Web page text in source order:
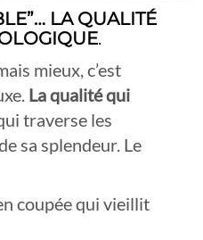
LA QUALITÉ
.
mieux, c’est
La qualité qui
traverse les
sa splendeur. Le
coupée qui vieillit